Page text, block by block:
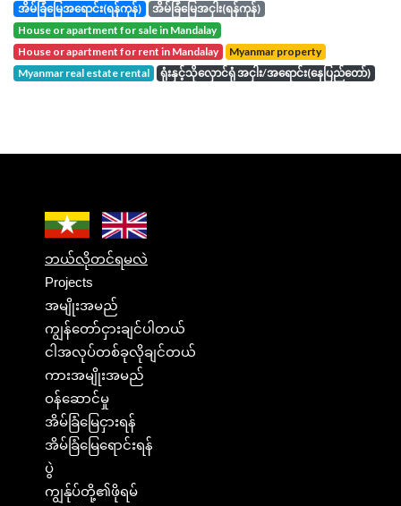
အိမ်ခြံမြေအရောင်း(ရန်ကုန်)
အိမ်ခြံမြေအငှါး(ရန်ကုန်)
house or apartment for sale in Mandalay
house or apartment for rent in Mandalay
Myanmar property
Myanmar real estate rental
ရုံးနှင့်သိုလှောင်ရုံ အငှါး/အရောင်း(နေပြည်တော်)
ဘယ်လိုတင်ရမလဲ
Projects
အမျိုးအမည်
ကျွန်တော်ငှားချင်ပါတယ်
ငါအလုပ်တစ်ခုလိုချင်တယ်
ကားအမျိုးအမည်
ဝန်ဆောင်မှု
အိမ်ခြံမြေငှားရန်
အိမ်ခြံမြေရောင်းရန်
ပွဲ
ကျွန်ုပ်တို့၏ဖိုရမ်